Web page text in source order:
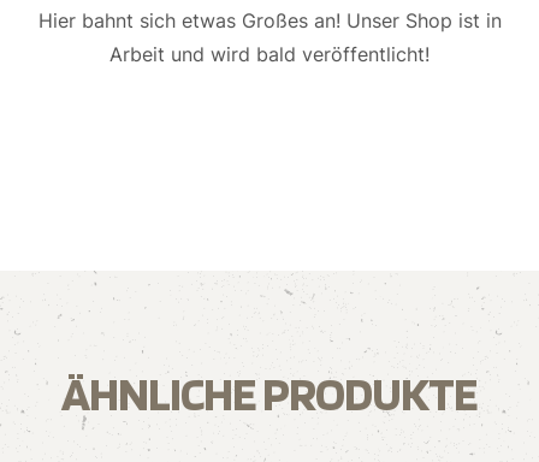
Hier bahnt sich etwas Großes an! Unser Shop ist in
Arbeit und wird bald veröffentlicht!
ÄHNLICHE PRODUKTE